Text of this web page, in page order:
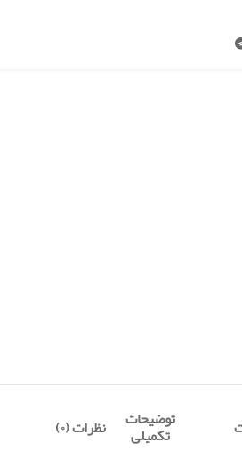
توضیحات
تکمیلی نظرات (۰)